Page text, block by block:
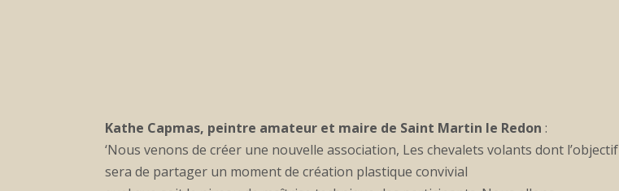
Kathe Capmas, peintre amateur et maire de Saint Martin le Redon:
‘Nous venons de créer une nouvelle association, Les chevalets volants dont l’objectif
sera de partager un moment de création plastique convivial